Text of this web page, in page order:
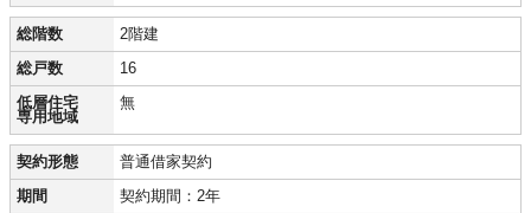
総階数 2階建
総戸数 16
低層住宅
専用地域
無
契約形態 普通借家契約
期間 契約期間：2年